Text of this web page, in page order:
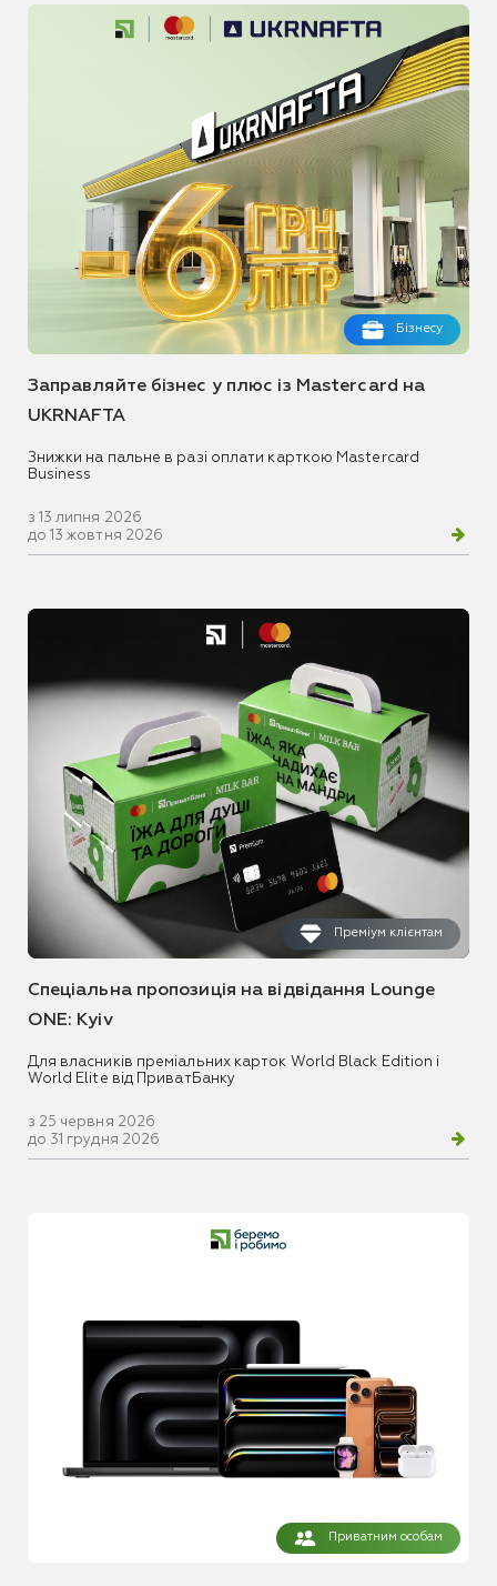
Бізнесу
Заправляйте бізнес у плюс із Mastercard на
UKRNAFTA
Знижки на пальне в разі оплати карткою Mastercard
Business
з 13 липня 2026
до 13 жовтня 2026
Преміум клієнтам
Спеціальна пропозиція на відвідання Lounge
ONE: Kyiv
Для власників преміальних карток World Black Edition і
World Elite від ПриватБанку
з 25 червня 2026
до 31 грудня 2026
Приватним особам